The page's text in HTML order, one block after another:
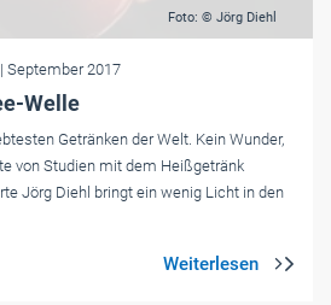
Foto: © Jörg Diehl
| September 2017
Welle
Getränken der Welt. Kein Wunder,
von Studien mit dem Heißgetränk
Jörg Diehl bringt ein wenig Licht in den